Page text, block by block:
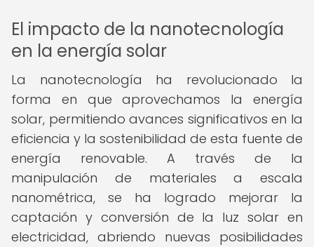
El impacto de la nanotecnología
en la energía solar
La nanotecnología ha revolucionado la
forma en que aprovechamos la energía
solar, permitiendo avances significativos en la
eficiencia y la sostenibilidad de esta fuente de
energía renovable. A través de la
manipulación de materiales a escala
nanométrica, se ha logrado mejorar la
captación y conversión de la luz solar en
electricidad, abriendo nuevas posibilidades